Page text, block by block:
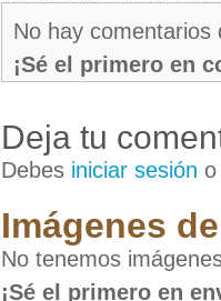
No hay comentarios
¡Sé el primero en
Deja tu
Debes iniciar sesión
Imágenes
No tenemos
¡Sé el primero en